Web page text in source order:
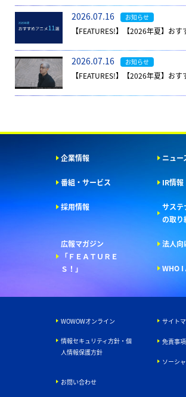
2026.07.16 お知らせ
【FEATURES!】【2026年夏】お
2026.07.16 お知らせ
【FEATURES!】【2026年夏】お
企業情報 ニュー
番組・サービス IR情報
採用情報
サステ
の取り
広報マガジン
「ＦＥＡＴＵＲＥ
Ｓ！」
法人向
WHO I
WOWOWオンライン サイト
情報セキュリティ方針・個
人情報保護方針
免責事項
ソーシ
お問い合わせ